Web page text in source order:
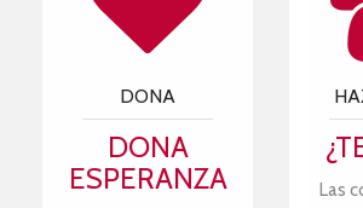
DONA
DONA
ESPERANZA
Las